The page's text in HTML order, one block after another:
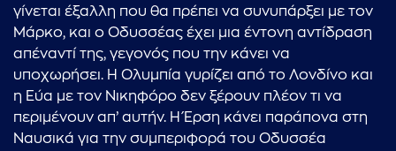
γίνεται έξαλλη που θα πρέπει να συνυπάρξει με τον
Μάρκο, και ο Οδυσσέας έχει μια έντονη αντίδραση
απέναντί της, γεγονός που την κάνει να
υποχωρήσει. Η Ολυμπία γυρίζει από το Λονδίνο και
η Εύα με τον Νικηφόρο δεν ξέρουν πλέον τι να
περιμένουν απ’ αυτήν. Η Έρση κάνει παράπονα στη
Ναυσικά για την συμπεριφορά του Οδυσσέα